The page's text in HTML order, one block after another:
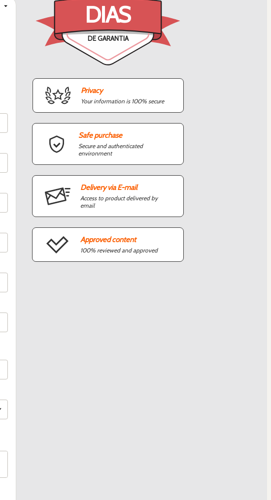
DIAS
DE GARANTIA
Privacy
Your information is 100% secure
Safe purchase
Secure and authenticated
environment
Delivery via E-mail
Access to product delivered by
email
Approved content
100% reviewed and approved